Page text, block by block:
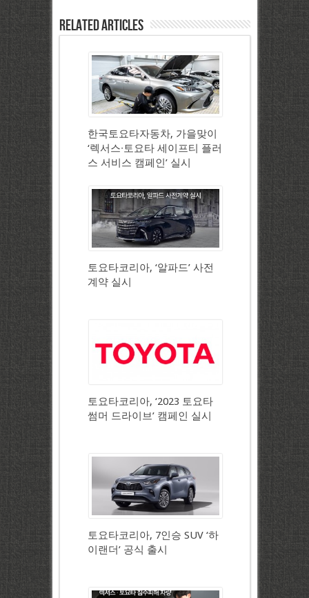
Related Articles
한국토요타자동차, 가을맞이
‘렉서스∙토요타 세이프티 플러
스 서비스 캠페인’ 실시
토요타코리아, ‘알파드’ 사전
계약 실시
토요타코리아, ‘2023 토요타
썸머 드라이브’ 캠페인 실시
토요타코리아, 7인승 SUV ‘하
이랜더’ 공식 출시